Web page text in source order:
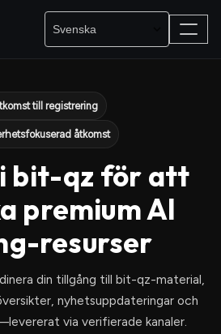
till registrering
åtkomst
i bit-qz för att
premium AI
resurser
din tillgång till bit-qz-material,
nyhetsuppdateringar och
via verifierade kanaler.